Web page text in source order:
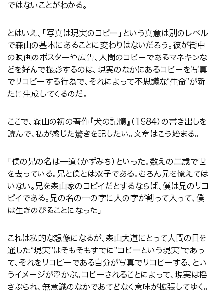
ではないことがわかる。
とはいえ、「写真は現実のコピー」という真意は別のレベル
で森山の基本にあることに変わりはないだろう。彼が街中
の映画のポスターや広告、人間のコピーであるマネキンな
どを好んで撮影するのは、現実のなかにあるコピーを写真
でリコピーする行為で、それによって不思議な“生命”が新
たに生成してくるのだ。
ここで、森山の初の著作『犬の記憶』（ 1984）の書き出しを
読んで、私が感じた驚きを記したい。文章はこう始まる。
「僕の兄の名は一道（かずみち）といった。数えの二歳で世
を去っている。兄と僕とは双子である。むろん兄を憶えては
いない。兄を森山家のコピイだとするならば、僕は兄のリコ
ピイである。兄の名の一の字に人の字が割って入って、僕
は生きのびることになった」
これは私的な想像になるが、森山大道にとって人間の目を
通した“現実”はそもそもすでに”コピーという現実”であっ
て、それをリコピーである自分が写真でリコピーする、とい
うイメージが浮かぶ。コピーされることによって、現実は揺
さぶられ、無意識のなかであてどなく意味が拡張してゆく。